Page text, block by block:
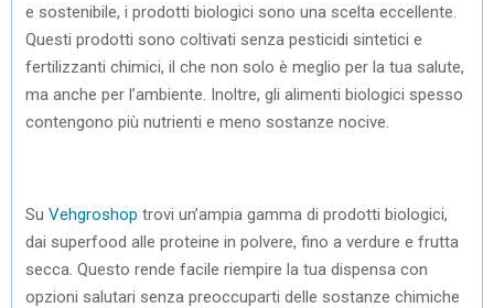
e sostenibile, i prodotti biologici sono una scelta eccellente.
Questi prodotti sono coltivati senza pesticidi sintetici e
fertilizzanti chimici, il che non solo è meglio per la tua salute,
ma anche per l’ambiente. Inoltre, gli alimenti biologici spesso
contengono più nutrienti e meno sostanze nocive.
Su Vehgroshop trovi un’ampia gamma di prodotti biologici,
dai superfood alle proteine in polvere, fino a verdure e frutta
secca. Questo rende facile riempire la tua dispensa con
opzioni salutari senza preoccuparti delle sostanze chimiche